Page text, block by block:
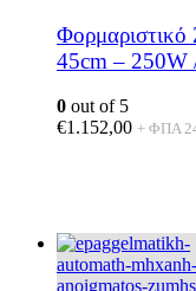
45cm – 250W
0 out of 5
€1.152,00 + ΦΠΑ